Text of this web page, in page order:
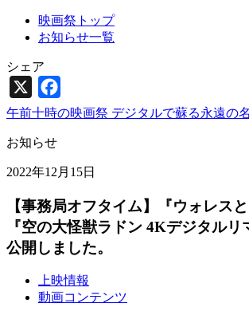
映画祭トップ
お知らせ一覧
シェア
X
午前十時の映画祭 デジタルで蘇る永遠の
お知らせ
2022年12月15日
【事務局オフタイム】『ウォレス
『空の大怪獣ラドン 4Kデジタルリ
公開しました。
上映情報
動画コンテンツ